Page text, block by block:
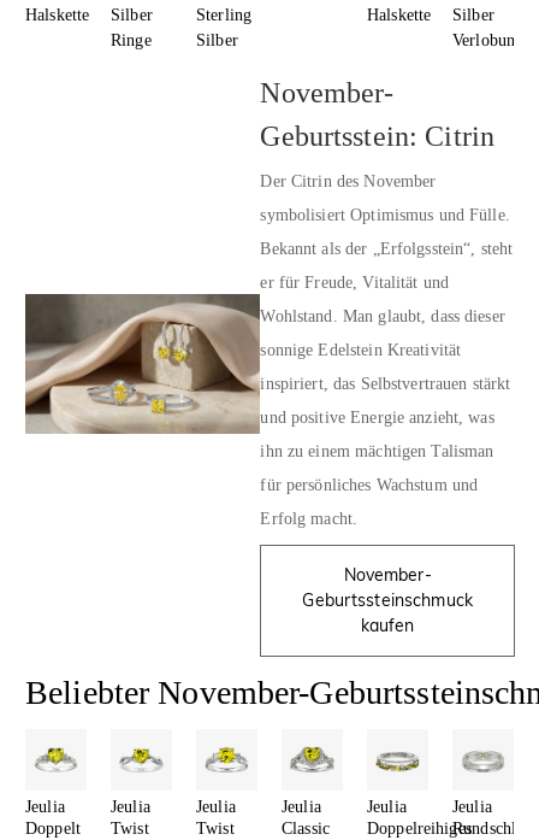
Halskette
Silber
Ringe
Sterling
Silber
Halskette
Silber
November-
Geburtsstein: Citrin
Der Citrin des November
symbolisiert Optimismus und Fülle.
Bekannt als der „Erfolgsstein“, steht
er für Freude, Vitalität und
Wohlstand. Man glaubt, dass dieser
sonnige Edelstein Kreativität
inspiriert, das Selbstvertrauen stärkt
und positive Energie anzieht, was
ihn zu einem mächtigen Talisman
für persönliches Wachstum und
Erfolg macht.
November-
Geburtssteinschmuck
kaufen
Beliebter November-
Jeulia
Doppelt
Jeulia
Twist
Jeulia
Twist
Jeulia
Classic
Jeulia
Doppelreihiges
Jeulia
Rundschliff